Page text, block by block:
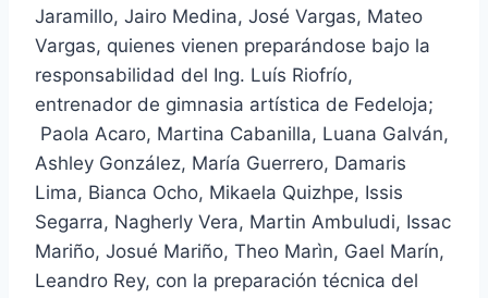
Jaramillo, Jairo Medina, José Vargas, Mateo
Vargas, quienes vienen preparándose bajo la
responsabilidad del Ing. Luís Riofrío,
entrenador de gimnasia artística de Fedeloja;
Paola Acaro, Martina Cabanilla, Luana Galván,
Ashley González, María Guerrero, Damaris
Lima, Bianca Ocho, Mikaela Quizhpe, Issis
Segarra, Nagherly Vera, Martin Ambuludi, Issac
Mariño, Josué Mariño, Theo Marìn, Gael Marín,
Leandro Rey, con la preparación técnica del